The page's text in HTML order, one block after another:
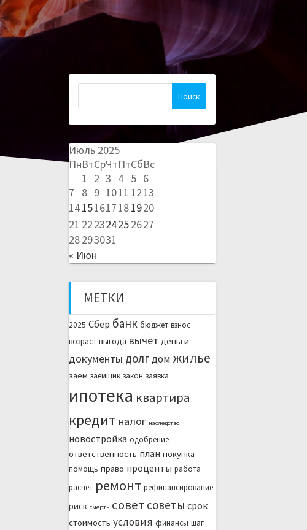
Июль 2025
ПнВтСрЧтПтСбВс
1
2 3 4 5 6
7
8 9 1011 1213
14151617181920
21 222324252627
28293031
« Июн
МЕТКИ
2025 Сбер банк бюджет взнос
возраст выгода вычет деньги
документы долгдом жилье
заем заемщик закон заявка
ипотека квартира
кредит налог наследство
новостройка одобрение
ответственность план покупка
помощь право проценты работа
расчет ремонт рефинансирование
риск смерть совет советы срок
стоимость условия финансы шаг